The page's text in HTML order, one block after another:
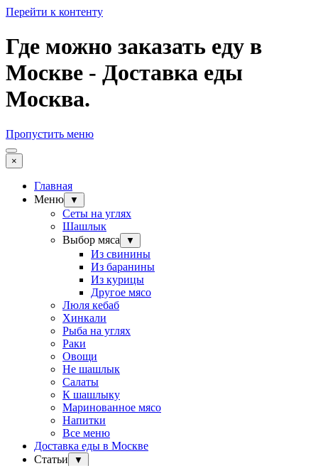
Перейти к контенту
Где можно заказать еду в
Москве - Доставка еды
Москва.
Пропустить меню
×
Главная
Меню
▼
Сеты на углях
Шашлык
Выбор мяса
▼
Из свинины
Из баранины
Из курицы
Другое мясо
Люля кебаб
Хинкали
Рыба на углях
Раки
Овощи
Не шашлык
Салаты
К шашлыку
Маринованное мясо
Напитки
Все меню
Доставка еды в Москве
Статьи
▼